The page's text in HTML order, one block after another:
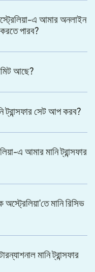
এ আমার অনলাইন
করতে পারব?
আছে?
ট্রান্সফার সেট আপ করব?
এ আমার মানি ট্রান্সফার
মানি রিসিভ
মানি ট্রান্সফার